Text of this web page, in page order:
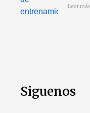
Leer
Siguenos